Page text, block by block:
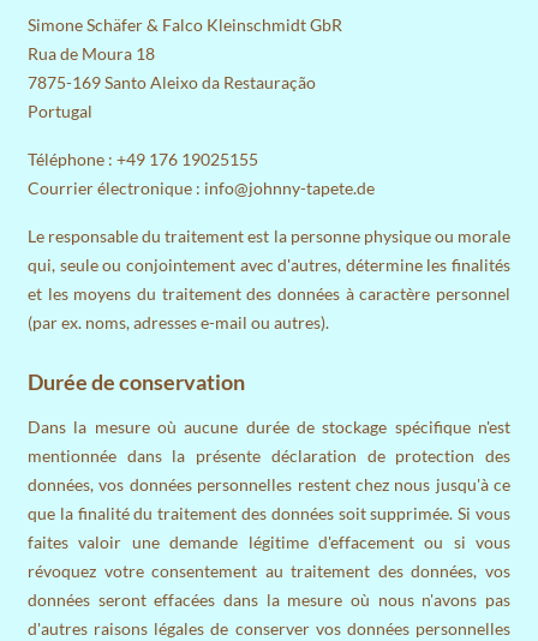
Simone Schäfer & Falco Kleinschmidt GbR
Rua de Moura 18
7875-169 Santo Aleixo da Restauração
Portugal
Téléphone : +49 176 19025155
Courrier électronique : info@johnny-tapete.de
Le responsable du traitement est la personne physique ou morale
qui, seule ou conjointement avec d'autres, détermine les finalités
et les moyens du traitement des données à caractère personnel
(par ex. noms, adresses e-mail ou autres).
Durée de conservation
Dans la mesure où aucune durée de stockage spécifique n'est
mentionnée dans la présente déclaration de protection des
données, vos données personnelles restent chez nous jusqu'à ce
que la finalité du traitement des données soit supprimée. Si vous
faites valoir une demande légitime d'effacement ou si vous
révoquez votre consentement au traitement des données, vos
données seront effacées dans la mesure où nous n'avons pas
d'autres raisons légales de conserver vos données personnelles